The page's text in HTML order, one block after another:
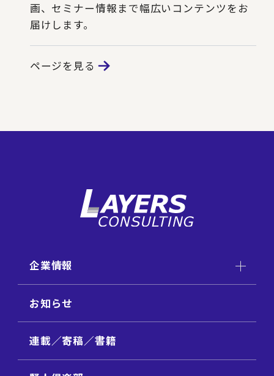
画、セミナー情報まで幅広いコンテンツをお
届けします。
ページを見る
企業情報
お知らせ
連載／寄稿／書籍